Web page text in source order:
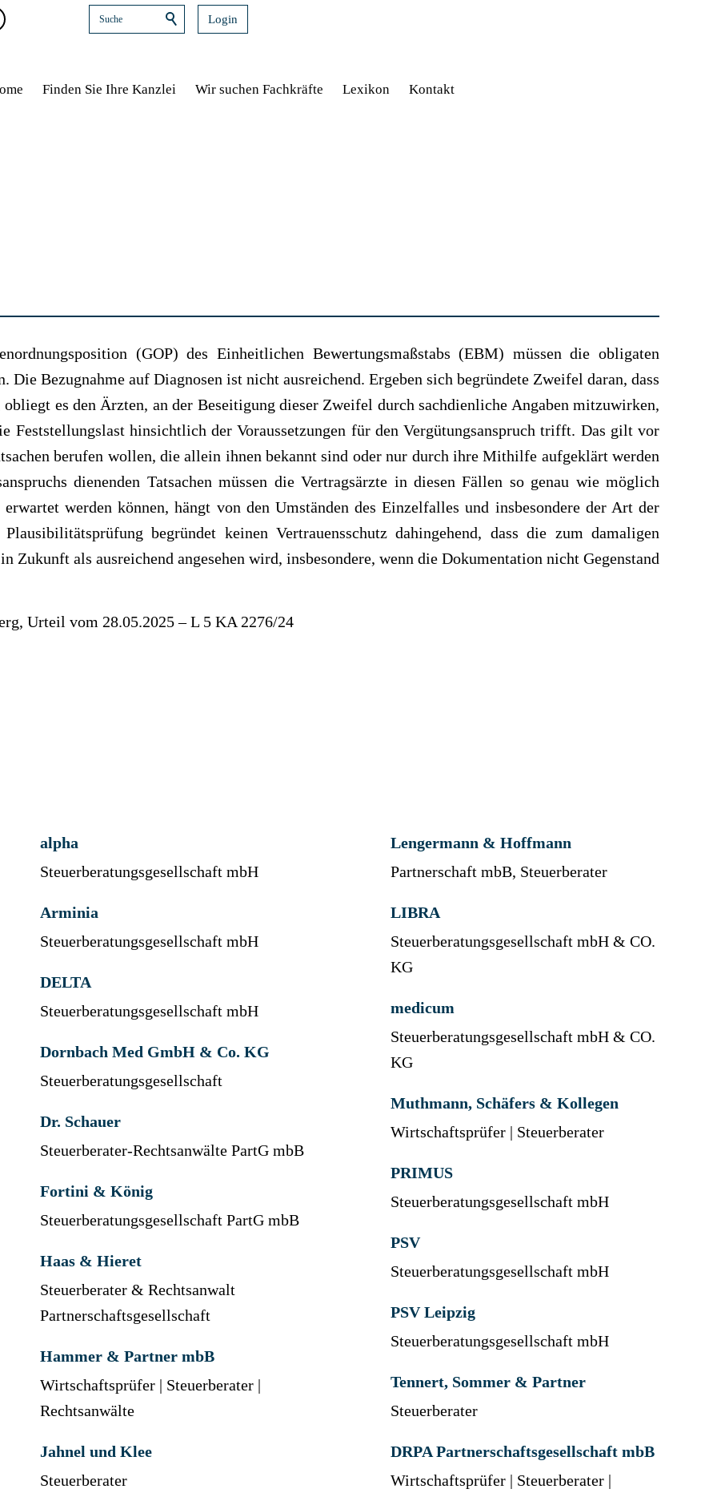
Finden Sie Ihre Kanzlei Wir suchen Fachkräfte Lexikon Kontakt
Login
(GOP) des Einheitlichen Bewertungsmaßstabs (EBM) müssen die obligaten
Bezugnahme auf Diagnosen ist nicht ausreichend. Ergeben sich begründete Zweifel daran, dass
es den Ärzten, an der Beseitigung dieser Zweifel durch sachdienliche Angaben mitzuwirken,
Feststellungslast hinsichtlich der Voraussetzungen für den Vergütungsanspruch trifft. Das gilt vor
berufen wollen, die allein ihnen bekannt sind oder nur durch ihre Mithilfe aufgeklärt werden
dienenden Tatsachen müssen die Vertragsärzte in diesen Fällen so genau wie möglich
erwartet werden können, hängt von den Umständen des Einzelfalles und insbesondere der Art der
begründet keinen Vertrauensschutz dahingehend, dass die zum damaligen
Zukunft als ausreichend angesehen wird, insbesondere, wenn die Dokumentation nicht Gegenstand
Urteil vom 28.05.2025 – L 5 KA 2276/24
alpha
Steuerberatungsgesellschaft mbH
Arminia
Steuerberatungsgesellschaft mbH
DELTA
Steuerberatungsgesellschaft mbH
Dornbach Med GmbH & Co. KG
Steuerberatungsgesellschaft
Dr. Schauer
Steuerberater-Rechtsanwälte PartG mbB
Fortini & König
Steuerberatungsgesellschaft PartG mbB
Haas & Hieret
Steuerberater & Rechtsanwalt
Partnerschaftsgesellschaft
Hammer & Partner mbB
Wirtschaftsprüfer | Steuerberater |
Rechtsanwälte
Jahnel und Klee
Steuerberater
Lengermann & Hoffmann
Partnerschaft mbB, Steuerberater
LIBRA
Steuerberatungsgesellschaft mbH & CO.
KG
medicum
Steuerberatungsgesellschaft mbH & CO.
KG
Muthmann, Schäfers & Kollegen
Wirtschaftsprüfer | Steuerberater
PRIMUS
Steuerberatungsgesellschaft mbH
PSV
Steuerberatungsgesellschaft mbH
PSV Leipzig
Steuerberatungsgesellschaft mbH
Tennert, Sommer & Partner
Steuerberater
DRPA Partnerschaftsgesellschaft mbB
Wirtschaftsprüfer | Steuerberater |